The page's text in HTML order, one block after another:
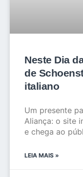
Neste Dia
de
italiano
Um presente
Aliança: o site
e chega ao
LEIA MAIS »